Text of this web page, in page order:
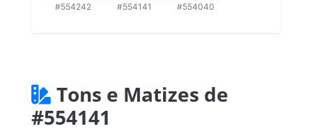
#554242 #554141 #554040
Tons e Matizes de
#554141